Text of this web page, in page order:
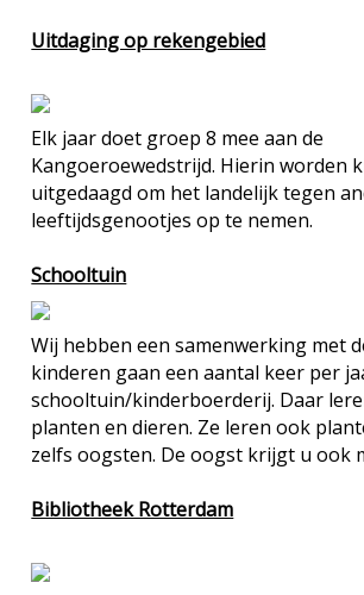
Uitdaging op rekengebied
Elk jaar doet groep 8 mee aan de
Kangoeroewedstrijd. Hierin worden
uitgedaagd om het landelijk tegen
leeftijdsgenootjes op te nemen.
Schooltuin
Wij hebben een samenwerking met
kinderen gaan een aantal keer per
schooltuin/kinderboerderij. Daar
planten en dieren. Ze leren ook
zelfs oogsten. De oogst krijgt u ook
Bibliotheek Rotterdam